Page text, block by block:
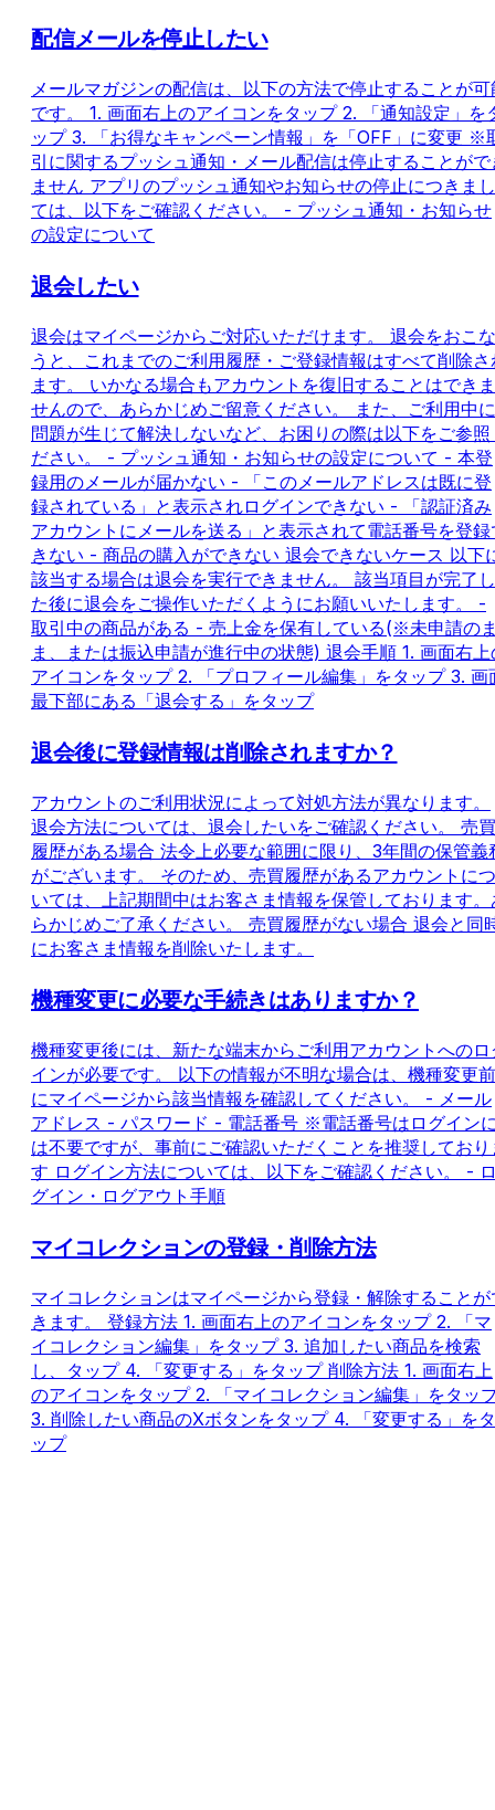
配信メールを停止したい
メールマガジンの配信は、以下の方法で停止することが可
です。 1. 画面右上のアイコンをタップ 2. 「通知設定」を
ップ 3. 「お得なキャンペーン情報」を「OFF」に変更 ※
引に関するプッシュ通知・メール配信は停止することがで
ません アプリのプッシュ通知やお知らせの停止につきまし
ては、以下をご確認ください。 - プッシュ通知・お知らせ
の設定について
退会したい
退会はマイページからご対応いただけます。 退会をおこな
うと、これまでのご利用履歴・ご登録情報はすべて削除さ
ます。 いかなる場合もアカウントを復旧することはできま
せんので、あらかじめご留意ください。 また、ご利用中に
問題が生じて解決しないなど、お困りの際は以下をご参照
ださい。 - プッシュ通知・お知らせの設定について - 本登
録用のメールが届かない - 「このメールアドレスは既に登
録されている」と表示されログインできない - 「認証済み
アカウントにメールを送る」と表示されて電話番号を登録
きない - 商品の購入ができない 退会できないケース 以下
該当する場合は退会を実行できません。 該当項目が完了し
た後に退会をご操作いただくようにお願いいたします。 -
取引中の商品がある - 売上金を保有している(※未申請の
ま、または振込申請が進行中の状態) 退会手順 1. 画面右上
アイコンをタップ 2. 「プロフィール編集」をタップ 3. 画
最下部にある「退会する」をタップ
退会後に登録情報は削除されますか？
アカウントのご利用状況によって対処方法が異なります。
退会方法については、退会したいをご確認ください。 売買
履歴がある場合 法令上必要な範囲に限り、3年間の保管義
がございます。 そのため、売買履歴があるアカウントにつ
いては、上記期間中はお客さま情報を保管しております。
らかじめご了承ください。 売買履歴がない場合 退会と同
にお客さま情報を削除いたします。
機種変更に必要な手続きはありますか？
機種変更後には、新たな端末からご利用アカウントへのロ
インが必要です。 以下の情報が不明な場合は、機種変更前
にマイページから該当情報を確認してください。 - メール
アドレス - パスワード - 電話番号 ※電話番号はログイン
は不要ですが、事前にご確認いただくことを推奨しており
す ログイン方法については、以下をご確認ください。 -
グイン・ログアウト手順
マイコレクションの登録・削除方法
マイコレクションはマイページから登録・解除することが
きます。 登録方法 1. 画面右上のアイコンをタップ 2. 「マ
イコレクション編集」をタップ 3. 追加したい商品を検索
し、タップ 4. 「変更する」をタップ 削除方法 1. 画面右上
のアイコンをタップ 2. 「マイコレクション編集」をタッ
3. 削除したい商品のXボタンをタップ 4. 「変更する」をタ
ップ